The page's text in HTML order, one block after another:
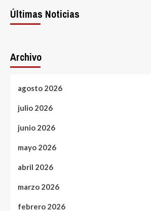
Últimas Noticias
Archivo
agosto 2026
julio 2026
junio 2026
mayo 2026
abril 2026
marzo 2026
febrero 2026